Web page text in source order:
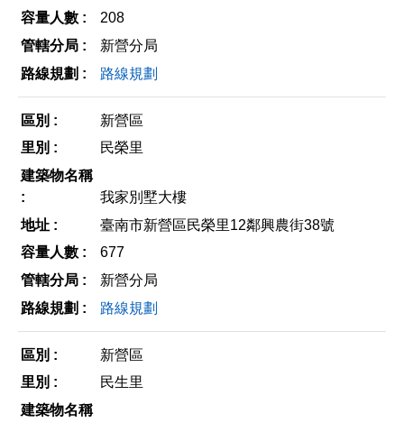
208
新營分局
路線規劃
新營區
民榮里
我家別墅大樓
臺南市新營區民榮里12鄰興農街38號
677
新營分局
路線規劃
新營區
民生里